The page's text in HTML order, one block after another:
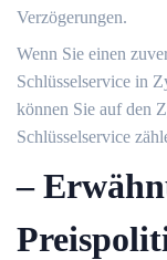
Verzögerungen.​
Wenn Sie einen
Schlüsselservice in
können Sie auf den
Schlüsselservice
–